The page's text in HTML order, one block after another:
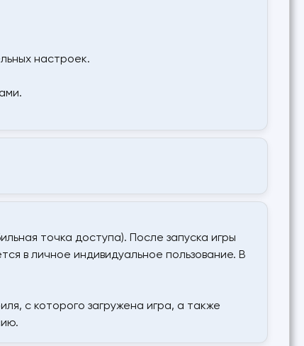
настроек.
точка доступа). После запуска игры
в личное индивидуальное пользование. В
с которого загружена игра, а также